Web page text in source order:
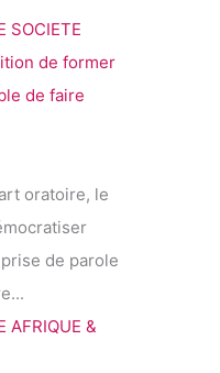
SOCIETE
de former
de faire
oratoire, le
de parole
AFRIQUE &